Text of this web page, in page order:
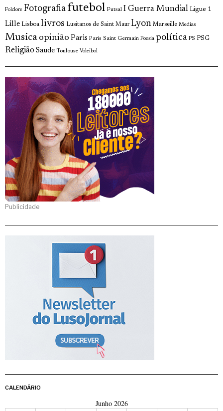
Folclore Fotografia futebol Futsal I Guerra Mundial Ligue 1
Lille Lisboa livros Lusitanos de Saint Maur Lyon Marseille Medias
Musica opinião Paris Paris Saint Germain Poesia política PS PSG
Religião Saude Toulouse Voleibol
Publicidade
CALENDÁRIO
Junho 2026